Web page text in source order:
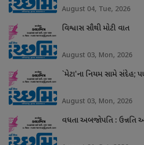
August 04, Tue, 2026
વિશ્વાસ સૌથી મોટી વાત
August 03, Mon, 2026
`મેટા'ના નિયમ સામે સંદેહ;
August 03, Mon, 2026
વધતા અબજોપતિ : ઉન્નતિ